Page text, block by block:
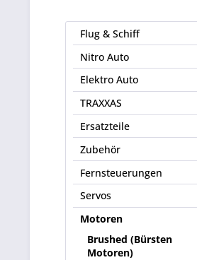
Flug & Schiff
Nitro Auto
Elektro Auto
TRAXXAS
Ersatzteile
Zubehör
Fernsteuerungen
Servos
Motoren
Brushed (Bürsten
Motoren)